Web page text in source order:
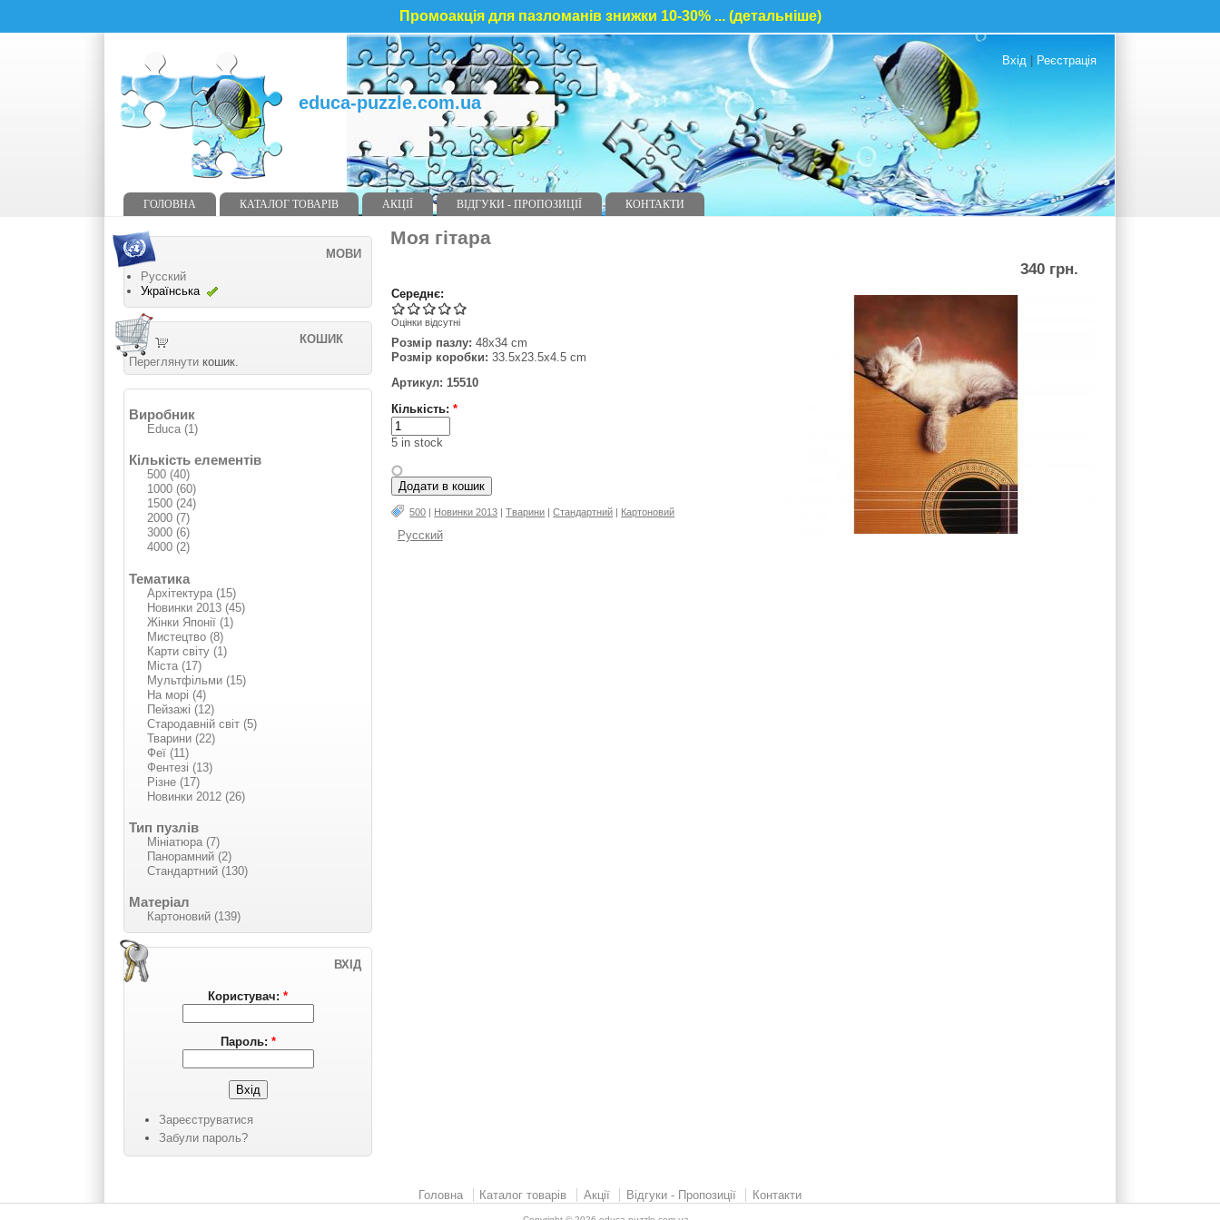
Промоакція для пазломанів знижки 10-30% ... (детальніше)
Вхід| Реєстрація
educa-puzzle.com.ua
ГОЛОВНА КАТАЛОГ ТОВАРІВ АКЦІЇ ВІДГУКИ - ПРОПОЗИЦІЇ КОНТАКТИ
Моя гітара
340 грн.
Середнє:
Оцінки відсутні
Розмір пазлу: 48x34 cm
Розмір коробки: 33.5x23.5x4.5 cm
Артикул: 15510
Кількість:*
5 in stock
500 Нoвинки 2013 |Тварини |Стандартний Картоновий
Русский
МОВИ
Русский
Українська
КОШИК
Переглянути кошик.
Виробник
Educa (1)
Кількість елементів
500 (40)
1000 (60)
1500 (24)
2000 (7)
3000 (6)
4000 (2)
Тематика
Архітектура (15)
Нoвинки 2013 (45)
Жінки Японії (1)
Мистецтво (8)
Карти світу (1)
Міста (17)
Мультфільми (15)
На морі (4)
Пейзажі (12)
Стародавній світ (5)
Тварини (22)
Феї (11)
Фентезі (13)
Різне (17)
Нoвинки 2012 (26)
Тип пузлів
Мініатюра (7)
Панорамний (2)
Стандартний (130)
Матеріал
Картоновий (139)
ВХІД
Користувач:*
Пароль: *
Зареєструватися
Забули пароль?
Головна Каталог товарів Акції Відгуки - Пропозиції Контакти